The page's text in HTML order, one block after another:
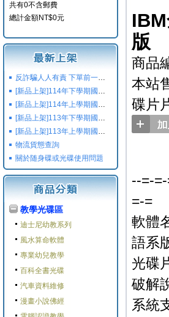
共有0不含郵費
總計金額NT$0元
反詐騙人人有責 下單前一定要注意
[新品上架]114年下學期國小國中高中命題光碟,校用卷,習作
[新品上架]114年上學期國小國中高中命題光碟,校用卷,習作
[新品上架]113年下學期國小國中高中命題光碟,校用卷,習作
[新品上架]113年上學期國小國中高中命題光碟,校用卷,習作
物流貨態查詢
關於随身碟或光碟使用問題
教學光碟區
迪士尼幼教系列
風水算命軟體
專業幼兒教學
百科全書光碟
汽車資料維修
漫畫小說佛經
版
商品
本站
碟片
--=-
=-=
軟體
語系
光碟
破解
系統